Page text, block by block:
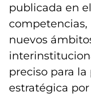
publicada en
competencias,
nuevos
preciso para
estratégica